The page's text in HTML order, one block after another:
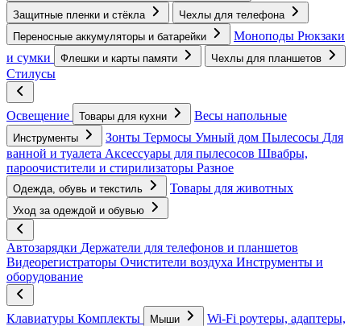
Защитные пленки и стёкла
Чехлы для телефона
Переносные аккумуляторы и батарейки
Моноподы Рюкзаки
и сумки
Флешки и карты памяти Чехлы для планшетов
Стилусы
Освещение Товары для кухни Весы напольные
Инструменты Зонты Термосы Умный дом Пылесосы Для
ванной и туалета Аксессуары для пылесосов Швабры,
пароочистители и стирилизаторы Разное
Одежда, обувь и текстиль Товары для животных
Уход за одеждой и обувью
Автозарядки Держатели для телефонов и планшетов
Видеорегистраторы Очистители воздуха Инструменты и
оборудование
Клавиатуры Комплекты Мыши
Wi-Fi роутеры, адаптеры,